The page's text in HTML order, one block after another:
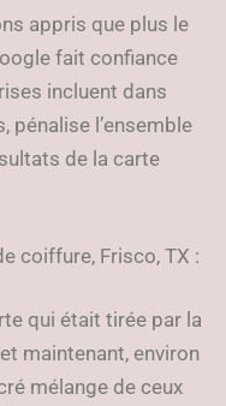
appris que plus le
fait confiance
incluent dans
pénalise l’ensemble
de la carte
coiffure, Frisco, TX :
qui était tirée par la
maintenant, environ
mélange de ceux